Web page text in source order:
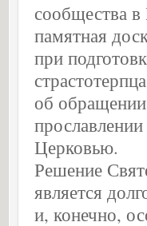
сообщества
памятная
при
об
Церковью.
Решение
является
и, конечно,